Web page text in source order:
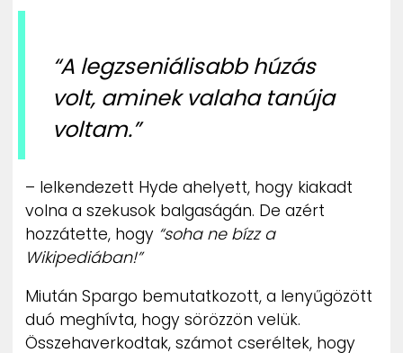
“A legzseniálisabb húzás
volt, aminek valaha tanúja
voltam.”
– lelkendezett Hyde ahelyett, hogy kiakadt
volna a szekusok balgaságán. De azért
hozzátette, hogy “soha ne bízz a
Wikipediában!”
Miután Spargo bemutatkozott, a lenyűgözött
duó meghívta, hogy sörözzön velük.
Összehaverkodtak, számot cseréltek, hogy